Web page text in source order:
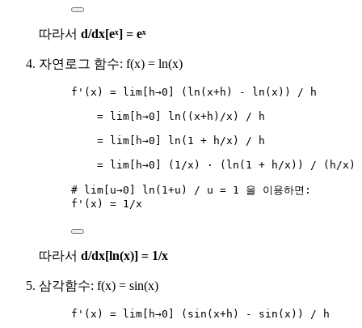
따라서 d/dx[eˣ] = eˣ
자연로그 함수: f(x) = ln(x)
f'(x) = lim[h→0] (ln(x+h) - ln(x)) / h
= lim[h→0] ln((x+h)/x) / h
= lim[h→0] ln(1 + h/x) / h
= lim[h→0] (1/x) · (ln(1 + h/x)) / (h/x)
# lim[u→0] ln(1+u) / u = 1 을 이용하면:
f'(x) = 1/x
따라서 d/dx[ln(x)] = 1/x
삼각함수: f(x) = sin(x)
f'(x) = lim[h→0] (sin(x+h) - sin(x)) / h